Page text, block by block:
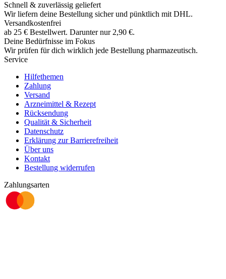
Schnell & zuverlässig geliefert
Wir liefern deine Bestellung sicher und pünktlich mit DHL.
Versandkostenfrei
ab 25 € Bestellwert. Darunter nur 2,90 €.
Deine Bedürfnisse im Fokus
Wir prüfen für dich wirklich jede Bestellung pharmazeutisch.
Service
Hilfethemen
Zahlung
Versand
Arzneimittel & Rezept
Rücksendung
Qualität & Sicherheit
Datenschutz
Erklärung zur Barrierefreiheit
Über uns
Kontakt
Bestellung widerrufen
Zahlungsarten